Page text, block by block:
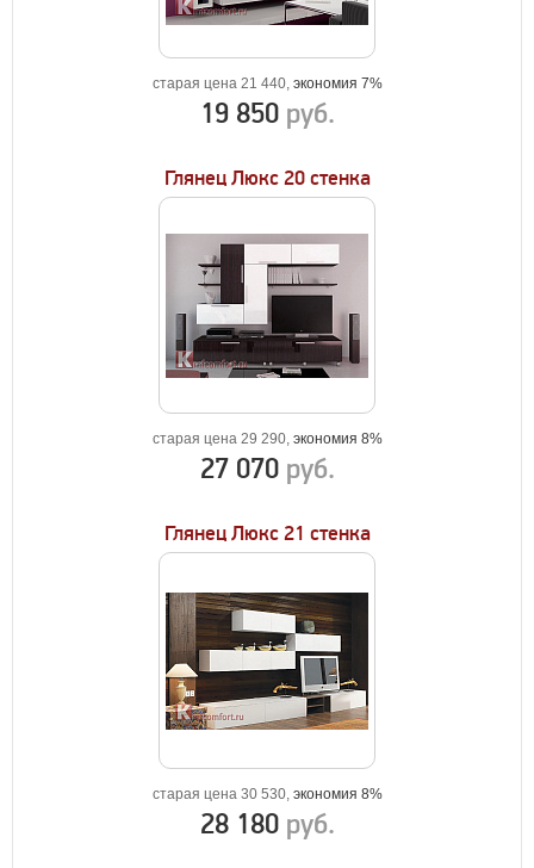
старая цена 21 440, экономия 7%
19 850 руб.
Глянец Люкс 20 стенка
старая цена 29 290, экономия 8%
27 070 руб.
Глянец Люкс 21 стенка
старая цена 30 530, экономия 8%
28 180 руб.